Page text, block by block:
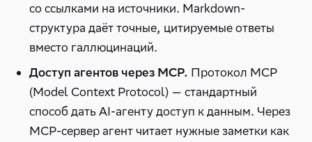
со ссылками на источники. Markdown-
структура даёт точные, цитируемые ответы
вместо галлюцинаций.
Доступ агентов через MCP. Протокол MCP
(Model Context Protocol) — стандартный
способ дать AI-агенту доступ к данным. Через
MCP-сервер агент читает нужные заметки как